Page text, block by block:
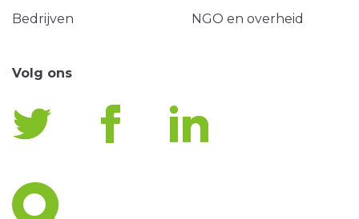
Bedrijven NGO en overheid
Volg ons